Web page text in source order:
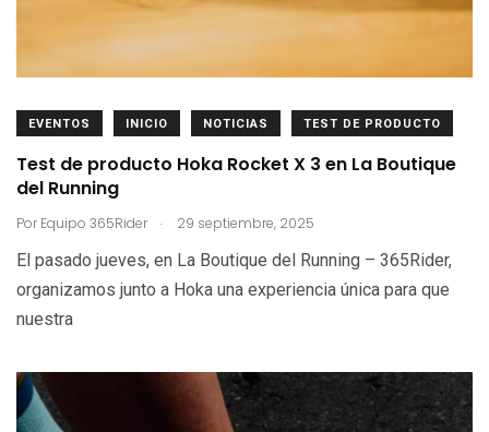
EVENTOS INICIO NOTICIAS TEST DE PRODUCTO
Test de producto Hoka Rocket X 3 en La Boutique
del Running
Por Equipo 365Rider . 29 septiembre, 2025
El pasado jueves, en La Boutique del Running – 365Rider,
organizamos junto a Hoka una experiencia única para que
nuestra